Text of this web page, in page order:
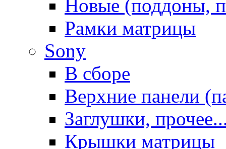
Новые (поддоны,
Рамки матрицы
Sony
В сборе
Верхние панели
Заглушки,
Крышки матрицы